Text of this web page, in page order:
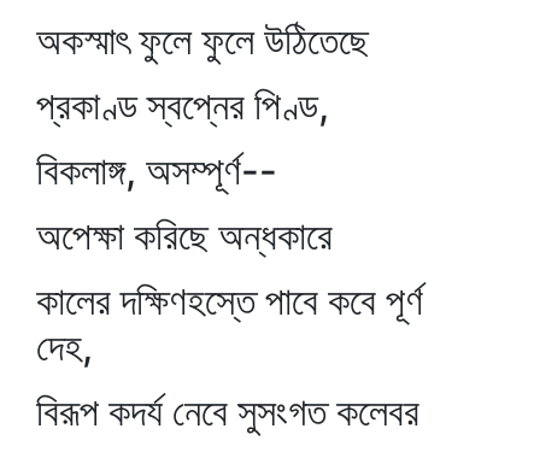
অকস্মাৎ ফুলে ফুলে উঠিতেছে
প্রকাণ্ড স্বপ্নের পিণ্ড,
বিকলাঙ্গ, অসম্পূর্ণ--
অপেক্ষা করিছে অন্ধকারে
কালের দক্ষিণহস্তে পাবে কবে পূর্ণ
দেহ,
বিরূপ কদর্য নেবে সুসংগত কলেবর